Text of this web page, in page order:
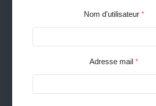
Nom d'utilisateur *
Adresse mail *